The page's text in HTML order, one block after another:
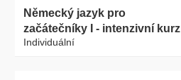
Německý jazyk pro
začátečníky I - intenzivní kurz
Individuální